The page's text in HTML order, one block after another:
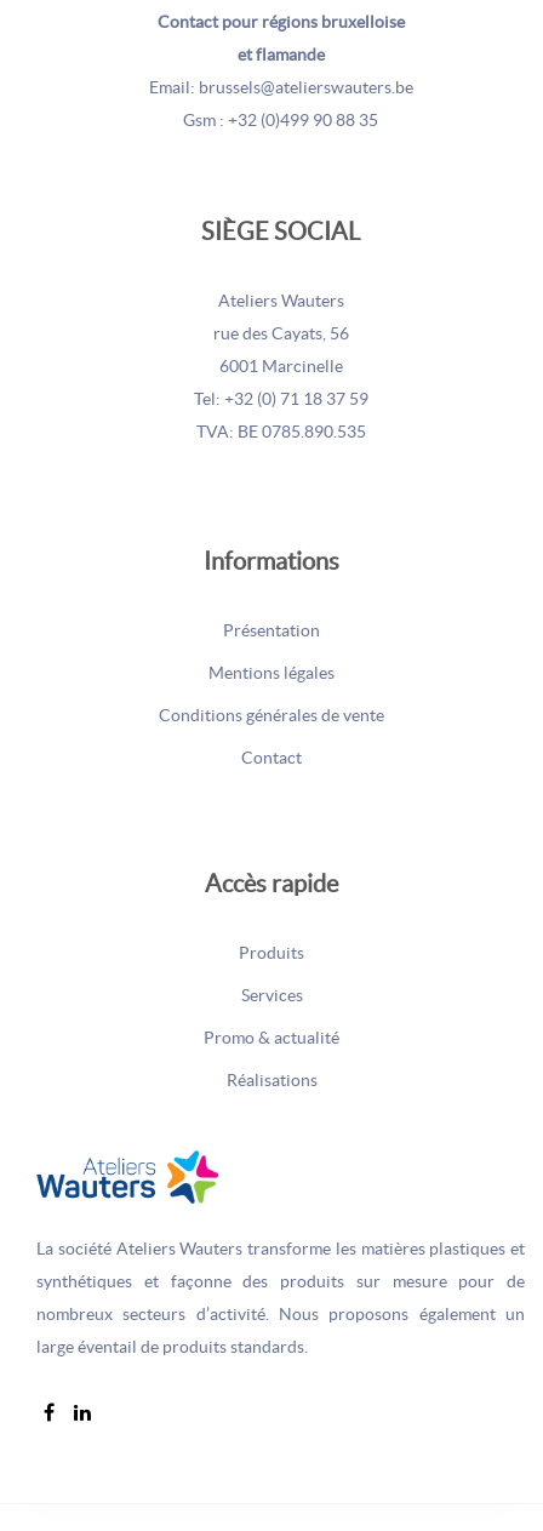
Contact pour régions bruxelloise
et flamande
Email: brussels@atelierswauters.be
Gsm : +32 (0)499 90 88 35
SIÈGE SOCIAL
Ateliers Wauters
rue des Cayats, 56
6001 Marcinelle
Tel: +32 (0) 71 18 37 59
TVA: BE 0785.890.535
Informations
Présentation
Mentions légales
Conditions générales de vente
Contact
Accès rapide
Produits
Services
Promo & actualité
Réalisations
La société Ateliers Wauters transforme les matières plastiques et
synthétiques et façonne des produits sur­ mesure pour de
nombreux secteurs d’activité. Nous proposons également un
large éventail de produits standards.